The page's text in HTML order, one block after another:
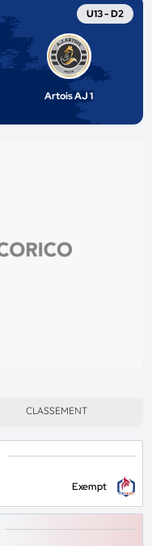
U13 - D2
Artois AJ 1
CLASSEMENT
Exempt